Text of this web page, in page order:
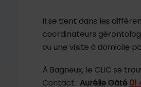
Il se tient dans les
coordinateurs
ou une visite à domicile
À Bagneux, le CLIC se
Contact : Aurélie Gâté 01